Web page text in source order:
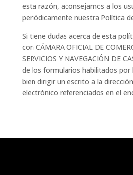
esta razón, aconsejamos a los
periódicamente nuestra Política
Si tiene dudas acerca de esta
con CÁMARA OFICIAL DE
SERVICIOS Y NAVEGACIÓN DE
de los formularios habilitados por
bien dirigir un escrito a la
electrónico referenciados en el